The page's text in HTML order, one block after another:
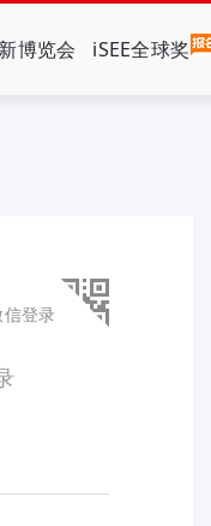
博览会 iSEE全球奖
信登录